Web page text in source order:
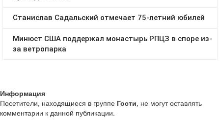
Информация
Посетители, находящиеся в группе Гости, не могут оставлять
комментарии к данной публикации.